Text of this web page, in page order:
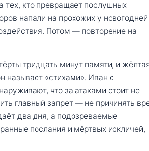
тех, кто превращает послушных
напали на прохожих у новогодней
Потом — повторение на
тридцать минут памяти, и жёлтая
называет «стихами». Иван с
что за атаками стоит не
главный запрет — не причинять
два дня, а подозреваемые
послания и мёртвых искличей,